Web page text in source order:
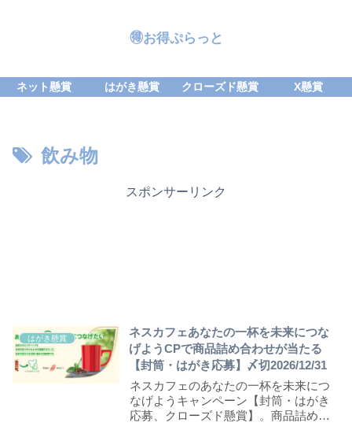
🉐お得ぷらっと
ネット懸賞 はがき懸賞 クローズド懸賞 X懸賞
飲み物
スポンサーリンク
はがき懸賞
ネスカフェあなたの一杯を未来につな
げようCPで商品詰め合わせが当たる
【封筒・はがき応募】〆切2026/12/31
ネスカフェのあなたの一杯を未来につ
なげようキャンペーン【封筒・はがき
応募、クローズド懸賞】。商品詰め合